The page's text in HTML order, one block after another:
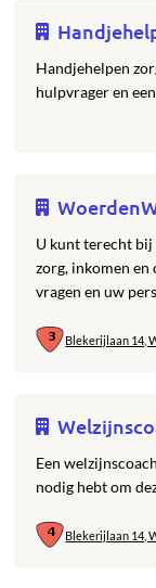
Handjehelpen
hulpvrager en
U kunt terecht
zorg, inkomen en
vragen en uw
Blekerijlaan 14,
Een
nodig hebt om
Blekerijlaan 14,